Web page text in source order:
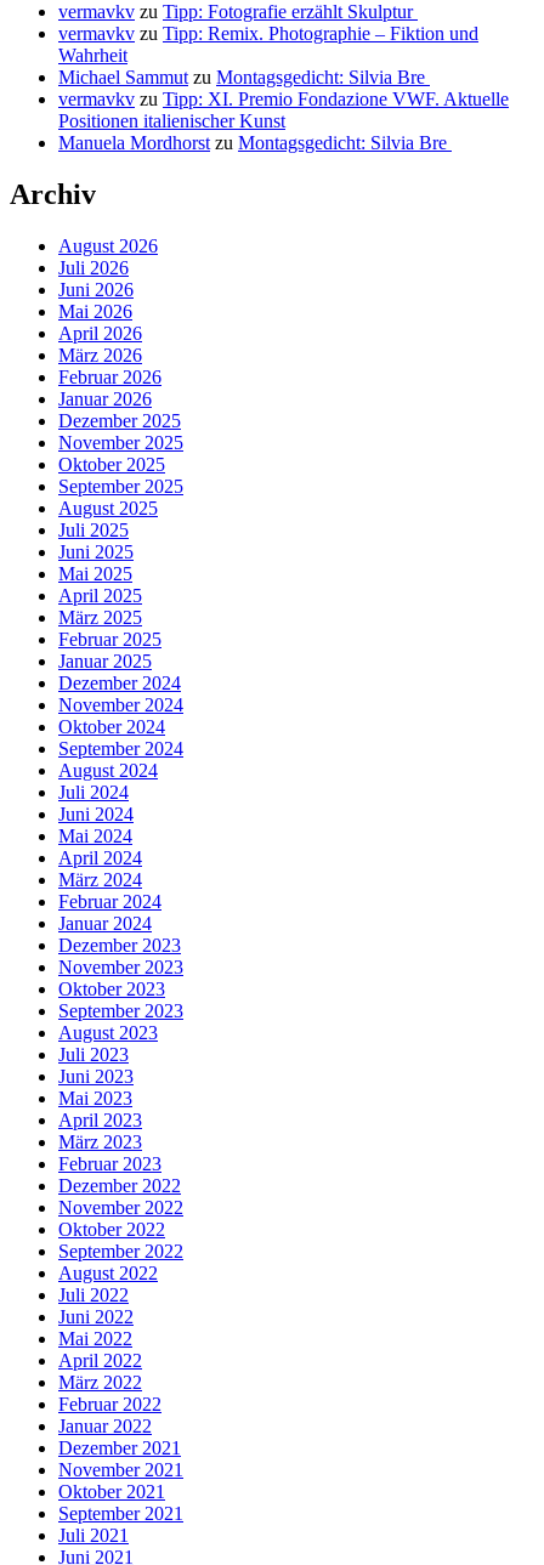
vermavkv zu Tipp: Fotografie erzählt Skulptur
vermavkv zu Tipp: Remix. Photographie – Fiktion und
Wahrheit
Michael Sammut zu Montagsgedicht: Silvia Bre
vermavkv zu Tipp: XI. Premio Fondazione VWF. Aktuelle
Positionen italienischer Kunst
Manuela Mordhorst zu Montagsgedicht: Silvia Bre
Archiv
August 2026
Juli 2026
Juni 2026
Mai 2026
April 2026
März 2026
Februar 2026
Januar 2026
Dezember 2025
November 2025
Oktober 2025
September 2025
August 2025
Juli 2025
Juni 2025
Mai 2025
April 2025
März 2025
Februar 2025
Januar 2025
Dezember 2024
November 2024
Oktober 2024
September 2024
August 2024
Juli 2024
Juni 2024
Mai 2024
April 2024
März 2024
Februar 2024
Januar 2024
Dezember 2023
November 2023
Oktober 2023
September 2023
August 2023
Juli 2023
Juni 2023
Mai 2023
April 2023
März 2023
Februar 2023
Dezember 2022
November 2022
Oktober 2022
September 2022
August 2022
Juli 2022
Juni 2022
Mai 2022
April 2022
März 2022
Februar 2022
Januar 2022
Dezember 2021
November 2021
Oktober 2021
September 2021
Juli 2021
Juni 2021